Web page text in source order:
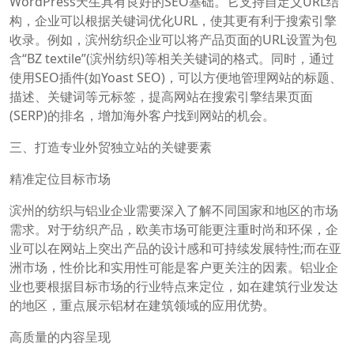
构，企业可以根据关键词优化URL，使其更有利于搜索引擎
收录。例如，滨州纺织企业可以将产品页面的URL设置为包
含“BZ textile”(滨州纺织)等相关关键词的格式。同时，通过
使用SEO插件(如Yoast SEO)，可以方便地管理网站的标题、
描述、关键词等元标签，提高网站在搜索引擎结果页面
(SERP)的排名，增加海外客户找到网站的机会。
三、打造专业外贸独立站的关键要素
精准定位目标市场
滨州的纺织与铝业企业需要深入了解不同国家和地区的市场
需求。对于纺织产品，欧美市场可能更注重时尚和环保，企
业可以在网站上突出产品的设计感和可持续发展特性;而在亚
洲市场，性价比和实用性可能是客户更关注的因素。铝业企
业也要根据目标市场的行业特点来定位，如在建筑行业发达
的地区，重点展示铝材在建筑领域的应用优势。
高质量的内容呈现